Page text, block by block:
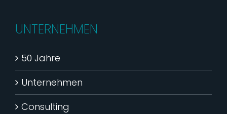
UNTERNEHMEN
50 Jahre
Unternehmen
Consulting